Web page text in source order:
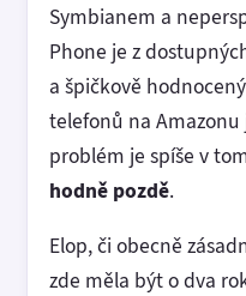
Symbianem a
Phone je z
a špičkově
telefonů na Amazonu
problém je spíše v
hodně pozdě.
Elop, či obecně
zde měla být o dva